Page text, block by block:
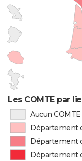
Les COMTE par
Aucun
Département
Département
Département